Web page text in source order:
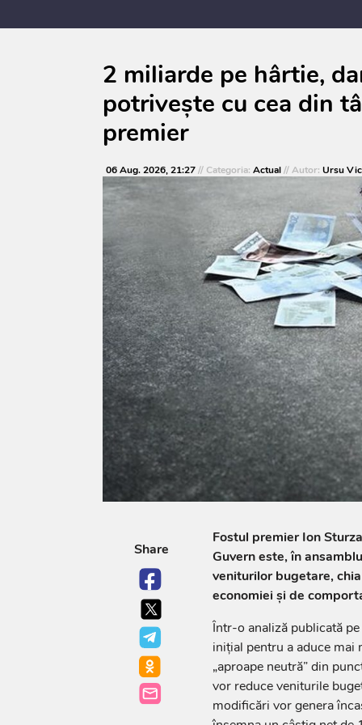
consultărilor publice
2 miliarde pe hârtie,
potrivește cu cea din
premier
06 Aug. 2026, 21:27// Categoria: Actual// Autor: Ursu
Share
Fostul premier Ion
Guvern este, în
veniturilor bugetare,
economiei și de
Într-o analiză publicată
inițial pentru a aduce
„aproape neutră” din
vor reduce veniturile
modificări vor genera